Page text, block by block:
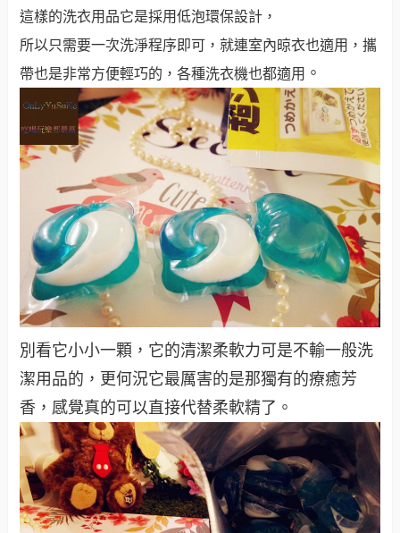
這樣的洗衣用品它是採用低泡環保設計，
所以只需要一次洗淨程序即可，就連室內晾衣也適用，攜
帶也是非常方便輕巧的，各種洗衣機也都適用 。
別看它小小一顆，它的清潔柔軟力可是不輸一般洗
潔用品的，更何況它最厲害的是那獨有的療癒芳
香，感覺真的可以直接代替柔軟精了 。